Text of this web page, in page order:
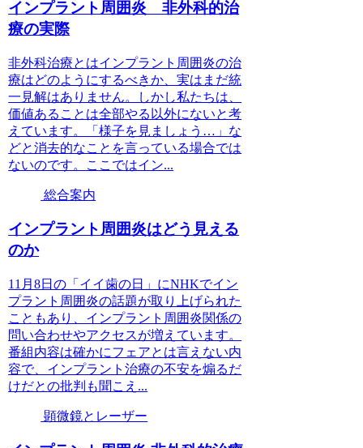
インプラント周囲炎 非外科的治
療の実際
非外科治療とはインプラント周囲炎の治
療はどのようにするべきか、実はまだ統
一見解はありません。しかし私たちは、
価値あることは全部やる以外にないと考
えています。「様子を見ましょう…」な
どと消去的なことを言っている場合では
ないのです。ここではイン...
総合案内
インプラント周囲炎はどう見える
のか
11月8日の「イイ歯の日」にNHKでイン
プラント周囲炎の話題が取り上げられた
こともあり、インプラント周囲炎関係の
問い合わせやアクセスが増えています。
番組内容は確かにフェアとは言えない内
容で、インプラント治療の不安を煽るだ
けだとの批判も聞こえ...
顕微鏡とレーザー